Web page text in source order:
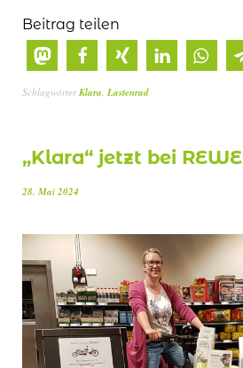
Beitrag teilen
SchlagwörterKlara Lastenrad
„Klara“ jetzt bei REWE
28. Mai 2024